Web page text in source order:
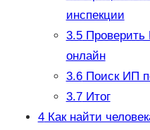
инспекции
3.5Проверить
онлайн
3.6Поиск ИП
3.7Итог
4Как найти